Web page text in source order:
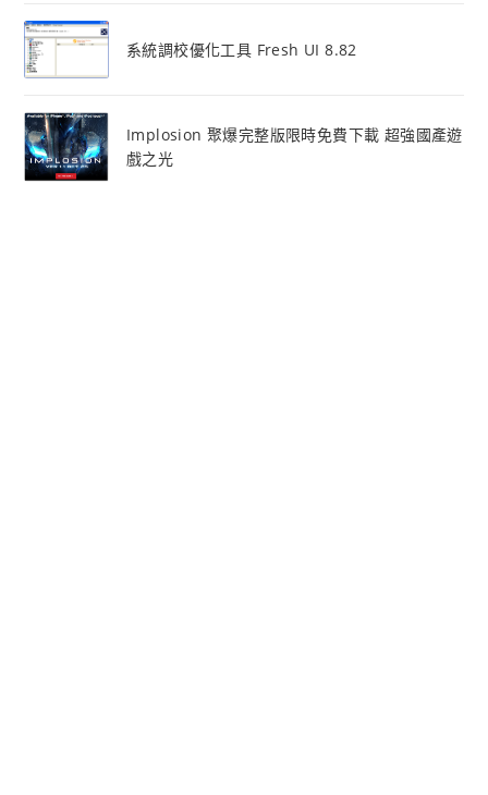
系統調校優化工具 Fresh UI 8.82
Implosion 聚爆完整版限時免費下載 超強國產遊
戲之光